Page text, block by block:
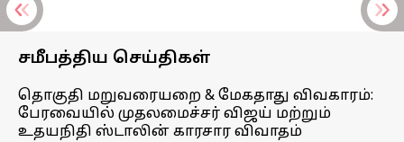
சமீபத்திய செய்திகள்
தொகுதி மறுவரையறை & மேகதாது விவகாரம்:
பேரவையில் முதலமைச்சர் விஜய் மற்றும்
உதயநிதி ஸ்டாலின் காரசார விவாதம்